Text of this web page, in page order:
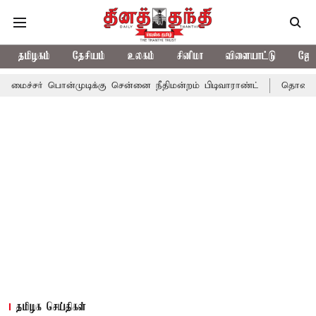
தமிழகம் தேசியம் உலகம் சினிமா விளையாட்டு
சென்னை நீதிமன்றம் பிடிவாராண்ட் தொலைநோக்கு
தமிழக செய்திகள்